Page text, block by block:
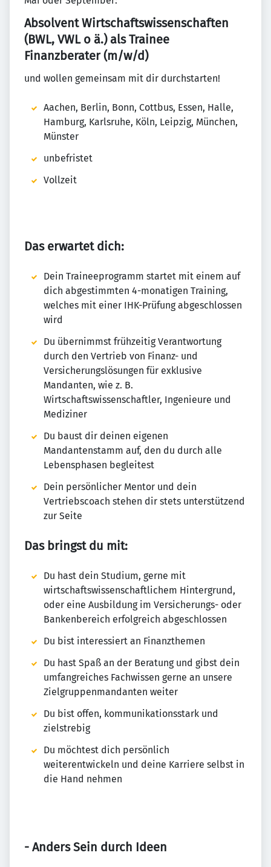
Absolvent Wirtschaftswissenschaften
(BWL, VWL o ä.) als Trainee
Finanzberater (m/w/d)
und wollen gemeinsam mit dir durchstarten!
Aachen, Berlin, Bonn, Cottbus, Essen, Halle,
Hamburg, Karlsruhe, Köln, Leipzig, München,
Münster
unbefristet
Vollzeit
Das erwartet dich:
Dein Traineeprogramm startet mit einem auf
dich abgestimmten 4-monatigen Training,
welches mit einer IHK-Prüfung abgeschlossen
wird
Du übernimmst frühzeitig Verantwortung
durch den Vertrieb von Finanz- und
Versicherungslösungen für exklusive
Mandanten, wie z. B.
Wirtschaftswissenschaftler, Ingenieure und
Mediziner
Du baust dir deinen eigenen
Mandantenstamm auf, den du durch alle
Lebensphasen begleitest
Dein persönlicher Mentor und dein
Vertriebscoach stehen dir stets unterstützend
zur Seite
Das bringst du mit:
Du hast dein Studium, gerne mit
wirtschaftswissenschaftlichem Hintergrund,
oder eine Ausbildung im Versicherungs- oder
Bankenbereich erfolgreich abgeschlossen
Du bist interessiert an Finanzthemen
Du hast Spaß an der Beratung und gibst dein
umfangreiches Fachwissen gerne an unsere
Zielgruppenmandanten weiter
Du bist offen, kommunikationsstark und
zielstrebig
Du möchtest dich persönlich
weiterentwickeln und deine Karriere selbst in
die Hand nehmen
- Anders Sein durch Ideen